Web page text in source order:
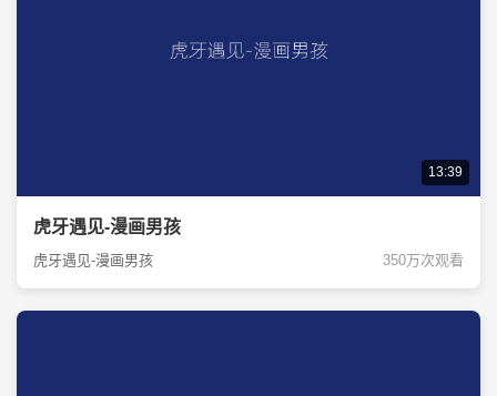
13:39
虎牙遇见-漫画男孩
虎牙遇见-漫画男孩 350万次观看